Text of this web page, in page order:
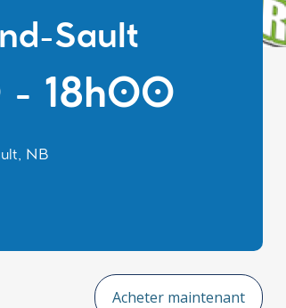
Sault
- 18h00
NB
Acheter maintenant